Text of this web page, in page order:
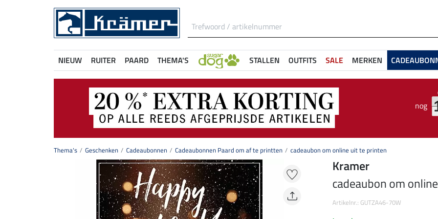
NIEUW RUITER PAARD THEMA'S STALLEN OUTFITS SALE MERKEN
nog
Thema's Geschenken Cadeaubonnen Cadeaubonnen Paard om af te printten cadeaubon om online uit te printen
Kramer
cadeaubon om
Artikelnr.: GUTZA46-70W